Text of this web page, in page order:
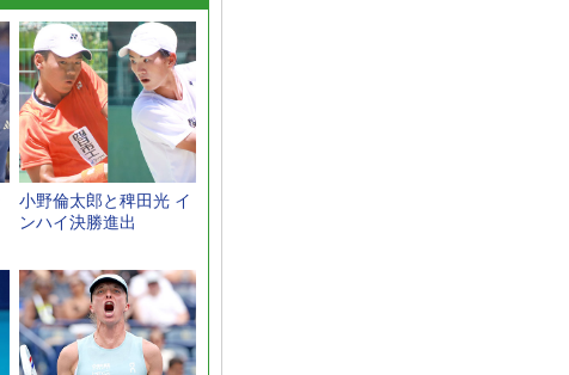
小野倫太郎と稗田光 イ
ンハイ決勝進出